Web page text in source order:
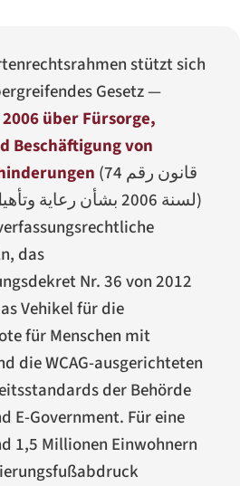
stützt sich
Gesetz —
über Fürsorge,
Beschäftigung von
(قانون رقم 74
لسنة 2006 بشأن رعاية وتأهيل وتشغيل المعاقين)
das
Nr. 36 von 2012
Vehikel für die
für Menschen mit
die WCAG-ausgerichteten
der Behörde
E-Government. Für eine
1,5 Millionen Einwohnern